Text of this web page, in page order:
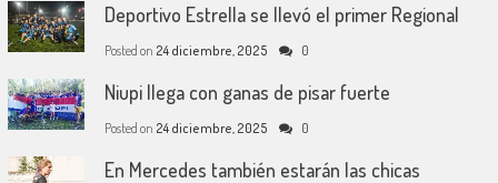
Deportivo Estrella se llevó el primer Regional
Posted on 24 diciembre, 2025 0
Niupi llega con ganas de pisar fuerte
Posted on 24 diciembre, 2025 0
En Mercedes también estarán las chicas